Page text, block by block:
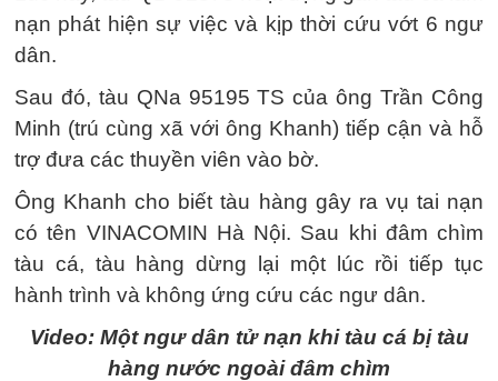
nạn phát hiện sự việc và kịp thời cứu vớt 6 ngư
dân.
Sau đó, tàu QNa 95195 TS của ông Trần Công
Minh (trú cùng xã với ông Khanh) tiếp cận và hỗ
trợ đưa các thuyền viên vào bờ.
Ông Khanh cho biết tàu hàng gây ra vụ tai nạn
có tên VINACOMIN Hà Nội. Sau khi đâm chìm
tàu cá, tàu hàng dừng lại một lúc rồi tiếp tục
hành trình và không ứng cứu các ngư dân.
Video: Một ngư dân tử nạn khi tàu cá bị tàu
hàng nước ngoài đâm chìm